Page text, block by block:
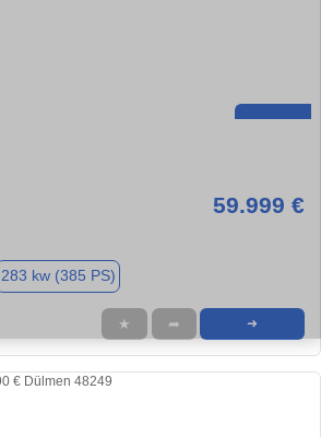
59.999 €
283 kw (385 PS)
★ ➦ ➜